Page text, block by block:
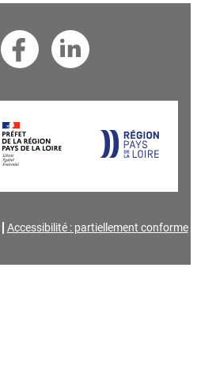
Accessibilité : partiellement conforme